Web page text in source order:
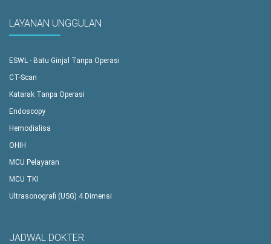
LAYANAN UNGGULAN
ESWL - Batu Ginjal Tanpa Operasi
CT-Scan
Katarak Tanpa Operasi
Endoscopy
Hemodialisa
OHIH
MCU Pelayaran
MCU TKI
Ultrasonografi (USG) 4 Dimensi
JADWAL DOKTER